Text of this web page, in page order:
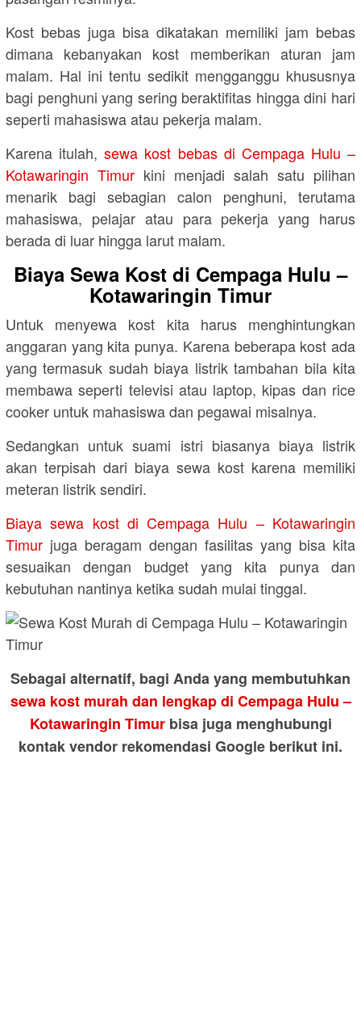
Kost bebas juga bisa dikatakan memiliki jam bebas
dimana kebanyakan kost memberikan aturan jam
malam. Hal ini tentu sedikit mengganggu khususnya
bagi penghuni yang sering beraktifitas hingga dini hari
seperti mahasiswa atau pekerja malam.
Karena itulah,sewa kost bebas di Cempaga Hulu –
Kotawaringin Timur kini menjadi salah satu pilihan
menarik bagi sebagian calon penghuni, terutama
mahasiswa, pelajar atau para pekerja yang harus
berada di luar hingga larut malam.
Biaya Sewa Kost di Cempaga Hulu –
Kotawaringin Timur
Untuk menyewa kost kita harus menghintungkan
anggaran yang kita punya. Karena beberapa kost ada
yang termasuk sudah biaya listrik tambahan bila kita
membawa seperti televisi atau laptop, kipas dan rice
cooker untuk mahasiswa dan pegawai misalnya.
Sedangkan untuk suami istri biasanya biaya listrik
akan terpisah dari biaya sewa kost karena memiliki
meteran listrik sendiri.
Biaya sewa kost di Cempaga Hulu – Kotawaringin
Timur juga beragam dengan fasilitas yang bisa kita
sesuaikan dengan budget yang kita punya dan
kebutuhan nantinya ketika sudah mulai tinggal.
Sebagai alternatif, bagi Anda yang membutuhkan
sewa kost murah dan lengkap di Cempaga Hulu –
Kotawaringin Timurbisa juga menghubungi
kontak vendor rekomendasi Google berikut ini.